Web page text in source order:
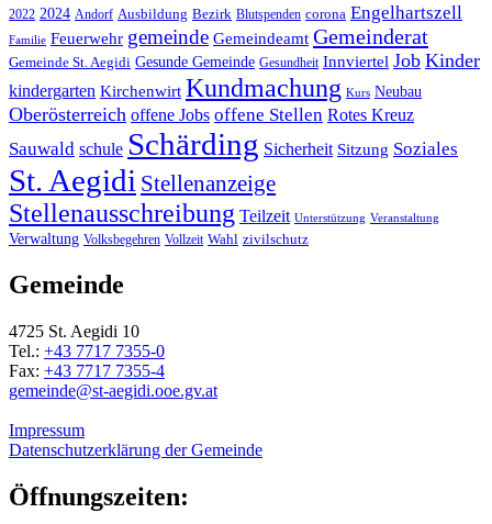
2022 2024 Andorf Ausbildung Bezirk Blutspenden corona Engelhartszell
Familie Feuerwehr gemeinde Gemeindeamt Gemeinderat
Gemeinde St. Aegidi Gesunde Gemeinde Gesundheit Innviertel Job Kinder
kindergarten Kirchenwirt Kundmachung Kurs Neubau
Oberösterreich offene Jobs offene Stellen Rotes Kreuz
Sauwald schule Schärding Sicherheit Sitzung Soziales
St. Aegidi Stellenanzeige
Stellenausschreibung Teilzeit Unterstützung Veranstaltung
Verwaltung Volksbegehren Vollzeit Wahl zivilschutz
Gemeinde
4725 St. Aegidi 10
Tel.: +43 7717 7355-0
Fax: +43 7717 7355-4
gemeinde@st-aegidi.ooe.gv.at
Impressum
Datenschutzerklärung der Gemeinde
Öffnungszeiten: